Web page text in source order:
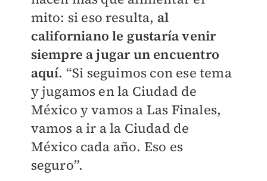
mito: si eso resulta, al
californiano le gustaría venir
siempre a jugar un encuentro
aquí. “Si seguimos con ese tema
y jugamos en la Ciudad de
México y vamos a Las Finales,
vamos a ir a la Ciudad de
México cada año. Eso es
seguro”.